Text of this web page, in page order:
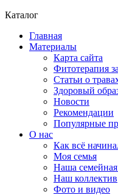
Каталог
Главная
Материалы
Карта сайта
Фитотерапия
Статьи о
Здоровый
Новости
Рекомендации
Популярные
О нас
Как всё
Моя семья
Наша
Наш коллектив
Фото и видео